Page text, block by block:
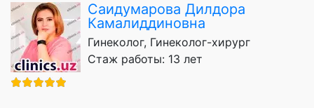
Саидумарова Дилдора
Камалиддиновна
Гинеколог, Гинеколог-хирург
Стаж работы: 13 лет